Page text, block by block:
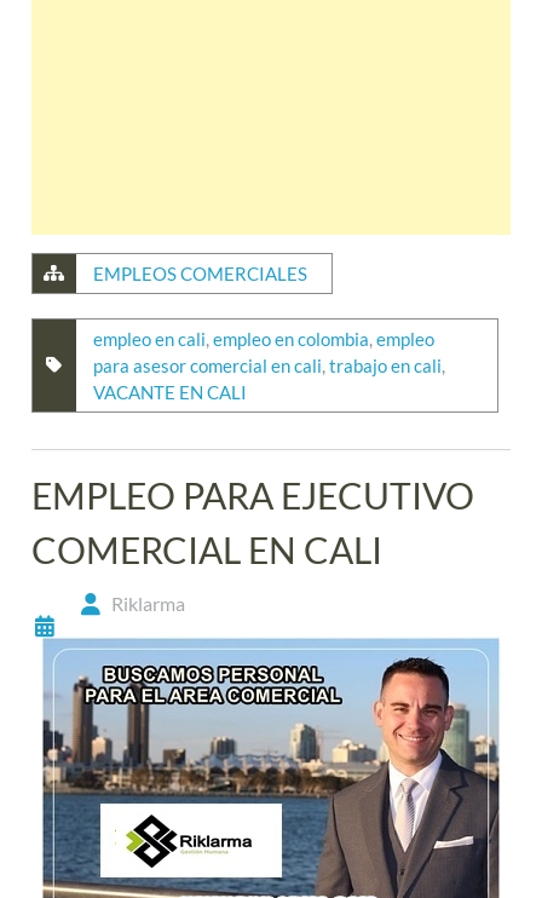
EMPLEOS COMERCIALES
empleo en cali,empleo en colombia,empleo
para asesor comercial en cali,trabajo en cali,
VACANTE EN CALI
EMPLEO PARA EJECUTIVO
COMERCIAL EN CALI
Riklarma